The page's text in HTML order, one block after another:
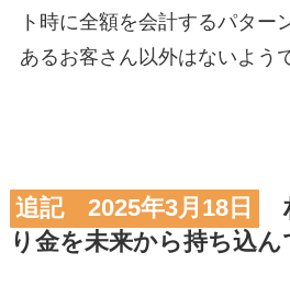
ト時に全額を会計するパター
あるお客さん以外はないよう
追記 2025年3月18日
り金を未来から持ち込